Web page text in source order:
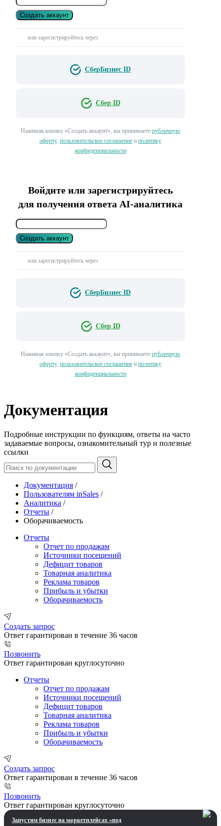
Создать аккаунт
или зарегистрируйтесь через
СберБизнес ID
Сбер ID
Нажимая кнопку «Создать аккаунт», вы принимаете публичную
оферту, пользовательское соглашение и политику
конфиденциальности
Войдите или зарегистрируйтесь
для получения ответа AI-аналитика
Создать аккаунт
или зарегистрируйтесь через
СберБизнес ID
Сбер ID
Нажимая кнопку «Создать аккаунт», вы принимаете публичную
оферту, пользовательское соглашение и политику
конфиденциальности
Документация
Подробные инструкции по функциям, ответы на часто
задаваемые вопросы, ознакомительный тур и полезные
ссылки
Документация /
Пользователям inSales /
Аналитика /
Отчеты /
Оборачиваемость
Отчеты
Отчет по продажам
Источники посещений
Дефицит товаров
Товарная аналитика
Реклама товаров
Прибыль и убытки
Оборачиваемость
Создать запрос
Ответ гарантирован в течение 36 часов
Позвонить
Ответ гарантирован круглосуточно
Отчеты
Отчет по продажам
Источники посещений
Дефицит товаров
Товарная аналитика
Реклама товаров
Прибыль и убытки
Оборачиваемость
Создать запрос
Ответ гарантирован в течение 36 часов
Позвонить
Ответ гарантирован круглосуточно
Запустим бизнес на маркетплейсах «под